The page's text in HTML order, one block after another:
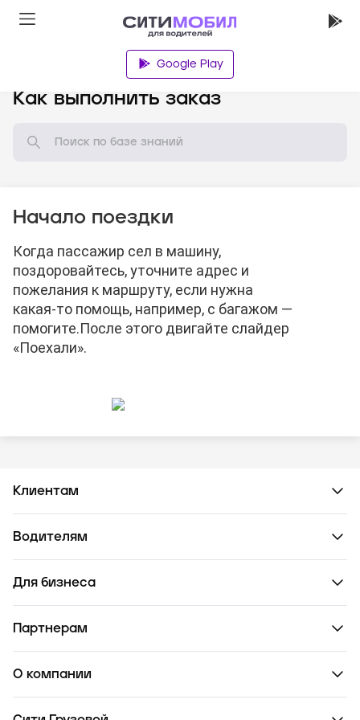
Google Play
Как выполнить заказ
Начало поездки
Когда пассажир сел в машину,
поздоровайтесь, уточните адрес и
пожелания к маршруту, если нужна
какая-то помощь, например, с багажом —
помогите.После этого двигайте слайдер
«Поехали».
Клиентам
Водителям
Для бизнеса
Партнерам
О компании